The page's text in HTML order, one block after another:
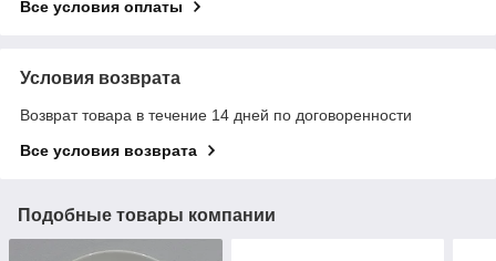
Все условия оплаты
Условия возврата
Возврат товара в течение 14 дней по договоренности
Все условия возврата
Подобные товары компании